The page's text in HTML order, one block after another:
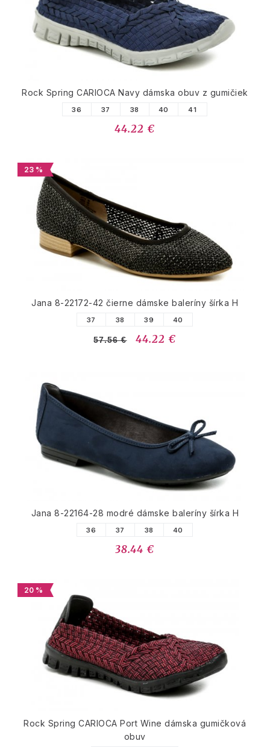
Rock Spring CARIOCA Navy dámska obuv z gumičiek
36 37 38 40 41
44.22 €
23 %
Jana 8-22172-42 čierne dámske baleríny šírka H
37 38 39 40
57.56 € 44.22 €
Jana 8-22164-28 modré dámske baleríny šírka H
36 37 38 40
38.44 €
20 %
Rock Spring CARIOCA Port Wine dámska gumičková
obuv